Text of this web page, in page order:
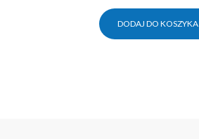
DODAJ DO KOSZYKA